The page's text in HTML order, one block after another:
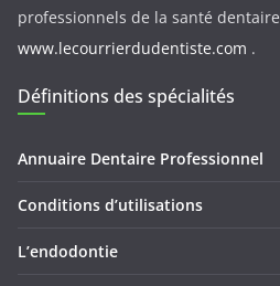
professionnels de la santé dentaire
www.lecourrierdudentiste.com .
Définitions des spécialités
Annuaire Dentaire Professionnel
Conditions d’utilisations
L’endodontie